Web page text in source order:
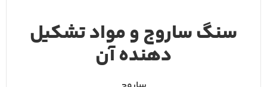
سنگ ساروج و مواد تشکیل
دهنده آن